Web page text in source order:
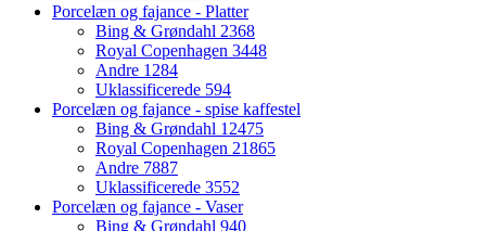
Porcelæn og fajance - Platter
Bing & Grøndahl 2368
Royal Copenhagen 3448
Andre 1284
Uklassificerede 594
Porcelæn og fajance - spise kaffestel
Bing & Grøndahl 12475
Royal Copenhagen 21865
Andre 7887
Uklassificerede 3552
Porcelæn og fajance - Vaser
Bing & Grøndahl 940